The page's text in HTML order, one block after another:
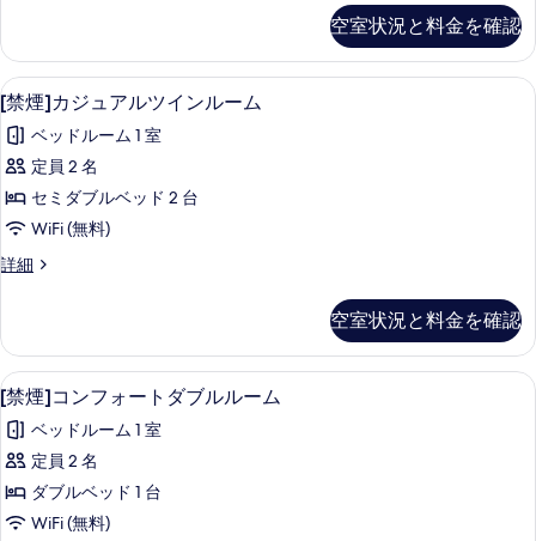
を
表
示
す
る
の
写
真
を
表
示
る
ィ
ブ
ト
リ
プ
ル
ル
ー
す
べ
て
の
写
真
ゼ
ク
テ
ィ
ブ
ト
プ
ル
ー
細
空室状況と料金を確認
[禁
煙]
カ
ジ
ュ
ル
イ
ン
ル
ー
ム
の
す
[禁煙]カジュアルツインルーム | セ
4
[禁煙]カジュアルツインルーム
ベッドルーム 1 室
定員 2 名
セミダブルベッド 2 台
WiFi (無料)
詳細
[禁
ュ
ア
ル
ツ
イ
ン
ー
ム
空室状況と料金を確認
[禁
煙]
コ
ン
フ
[禁煙]コンフォートダブルルーム |
4
[禁煙]コンフォートダブルルーム
ベッドルーム 1 室
定員 2 名
ダブルベッド 1 台
WiFi (無料)